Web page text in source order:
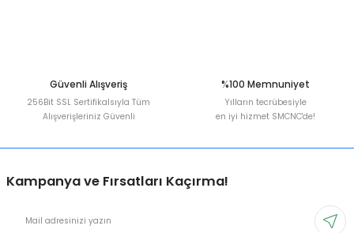
Güvenli Alışveriş
256Bit SSL Sertifikalsıyla Tüm
Alışverişleriniz Güvenli
%100 Memnuniyet
Yılların tecrübesiyle
en iyi hizmet SMCNC'de!
Kampanya ve Fırsatları Kaçırma!